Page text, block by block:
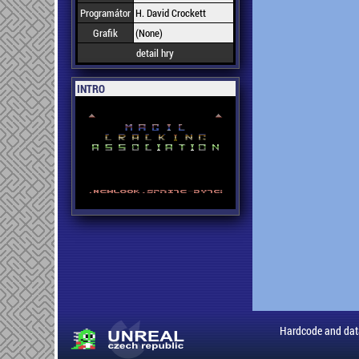
Programátor H. David Crockett
Grafik
(None)
detail hry
INTRO
Hardcode and